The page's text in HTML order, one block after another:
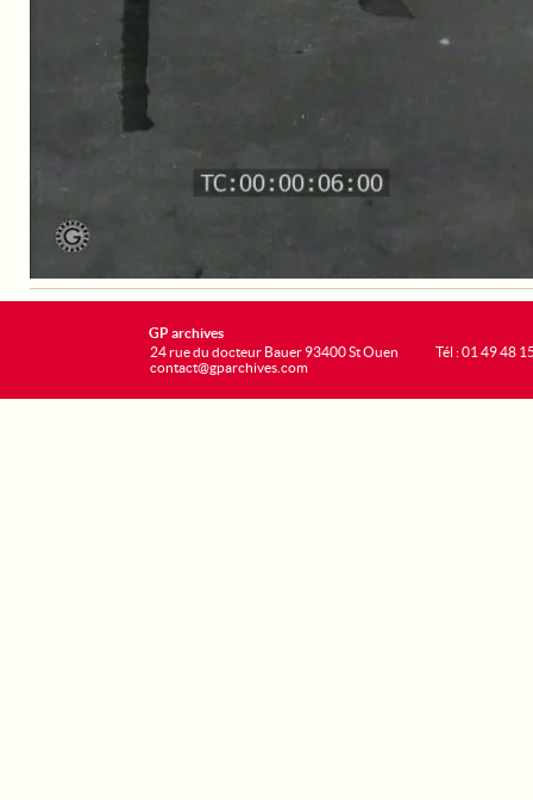
GP archives
24 rue du docteur Bauer 93400 St Ouen
contact@gparchives.com
Tél : 01 49 48